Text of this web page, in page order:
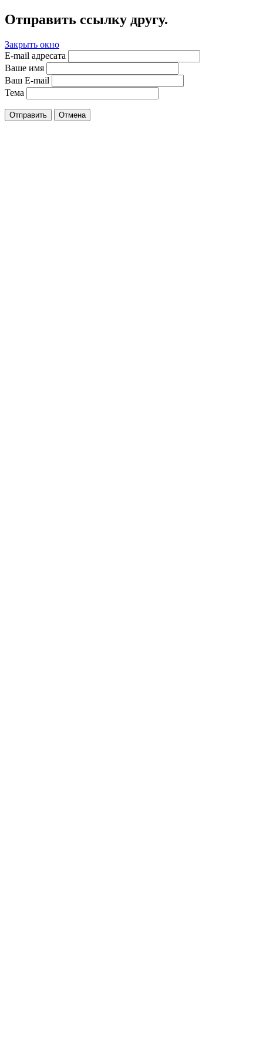
Отправить ссылку другу.
Закрыть окно
E-mail адресата
Ваше имя
Ваш E-mail
Тема
Отправить Отмена